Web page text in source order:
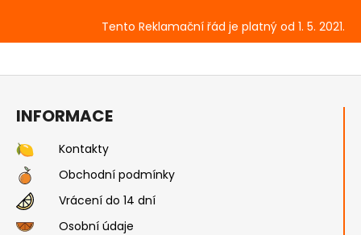
Tento Reklamační řád je platný od 1. 5. 2021.
Z
INFORMACE
Kontakty
Obchodní podmínky
Vrácení do 14 dní
Osobní údaje